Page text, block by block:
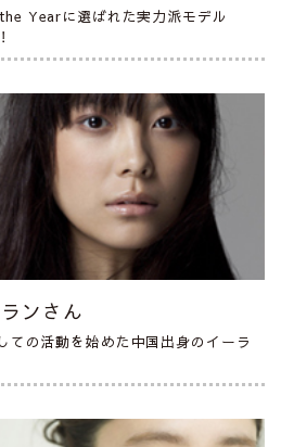
Yearに選ばれた実力派モデル
ンさん
ての活動を始めた中国出身のイーラ